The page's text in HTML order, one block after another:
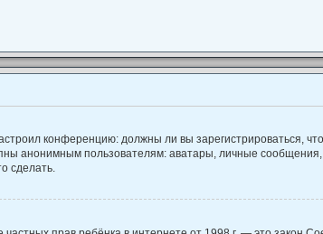
конференцию: должны ли вы зарегистрироваться,
анонимным пользователям: аватары, личные сообщения,
сделать.